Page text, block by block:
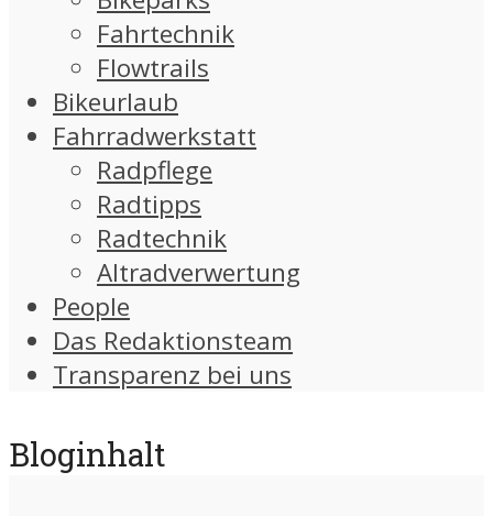
Fahrtechnik
Flowtrails
Bikeurlaub
Fahrradwerkstatt
Radpflege
Radtipps
Radtechnik
Altradverwertung
People
Das Redaktionsteam
Transparenz bei uns
Bloginhalt